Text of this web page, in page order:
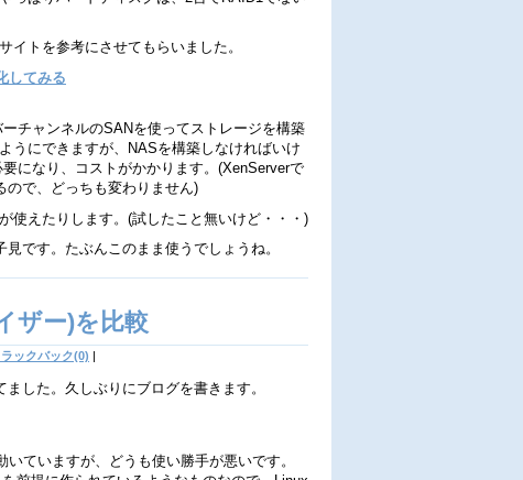
イトを参考にさせてもらいました。
してみる
チャンネルのSANを使ってストレージを構築
うにできますが、NASを構築しなければいけ
になり、コストがかかります。(XenServerで
ので、どっちも変わりません)
使えたりします。(試したこと無いけど・・・)
です。たぶんこのまま使うでしょうね。
ザー)を比較
ラックバック(0)
した。久しぶりにブログを書きます。
ていますが、どうも使い勝手が悪いです。